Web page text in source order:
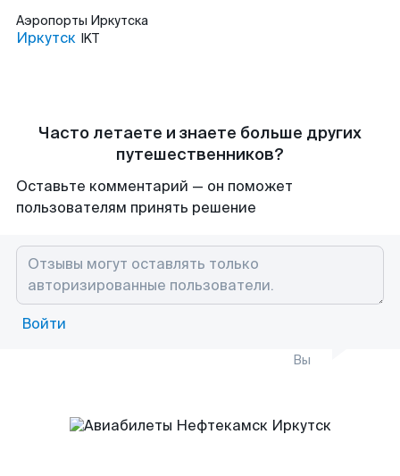
Аэропорты Иркутска
Иркутск IKT
Часто летаете и знаете больше других
путешественников?
Оставьте комментарий — он поможет
пользователям принять решение
Войти
Вы